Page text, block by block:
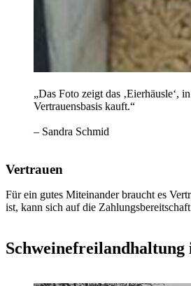
„Das Foto zeigt das ‚Eierhäusle‘,
Vertrauensbasis kauft.“
– Sandra Schmid
Vertrauen
Für ein gutes Miteinander braucht es
ist, kann sich auf die